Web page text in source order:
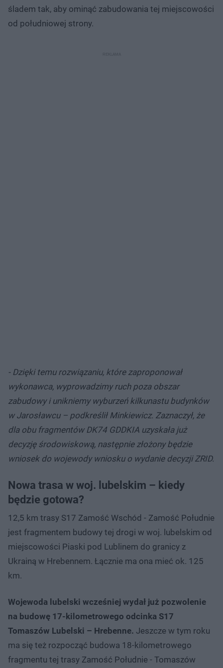
śladem tak, aby ominąć zabudowania tej miejscowości
od południowej strony.
- Dzięki temu rozwiązaniu, które zaproponował
wykonawca, wyprowadzimy ruch poza obszar
zabudowy i unikniemy wyburzeń kilkunastu budynków
w Jarosławcu – podkreślił Minkiewicz. Zaznaczył, że
dla obu fragmentów DK74 GDDKIA uzyskała już
decyzję środowiskową, następnie złożony będzie
wniosek do wojewody wniosku o wydanie decyzji ZRID.
Nowa trasa w woj. lubelskim – kiedy
będzie gotowa?
12,5 km trasy S17 Zamość Wschód - Zamość Południe
jest fragmentem budowy tej drogi w woj. lubelskim od
miejscowości Piaski pod Lublinem do granicy z
Ukrainą w Hrebennem. Łącznie ma ona mieć ok. 125
km.
Wojewoda lubelski wcześniej wydał już pozwolenie
na budowę 17-kilometrowego odcinka S17
Tomaszów Lubelski – Hrebenne. Jeszcze w tym roku
ma się też rozpocząć budowa 18-kilometrowego
fragmentu tej trasy Zamość Południe - Tomaszów